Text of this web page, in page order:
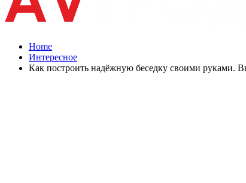
Home
Интересное
Как построить надёжную беседку своими руками.